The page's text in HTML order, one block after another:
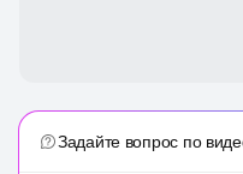
Задайте вопрос по